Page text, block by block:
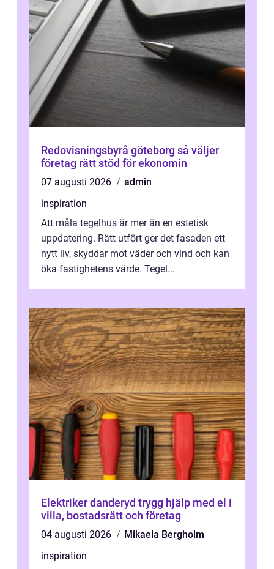
Redovisningsbyrå göteborg så väljer
företag rätt stöd för ekonomin
07 augusti 2026
admin
inspiration
Att måla tegelhus är mer än en estetisk
uppdatering. Rätt utfört ger det fasaden ett
nytt liv, skyddar mot väder och vind och kan
öka fastighetens värde. Tegel...
Elektriker danderyd trygg hjälp med el i
villa, bostadsrätt och företag
04 augusti 2026
Mikaela Bergholm
inspiration